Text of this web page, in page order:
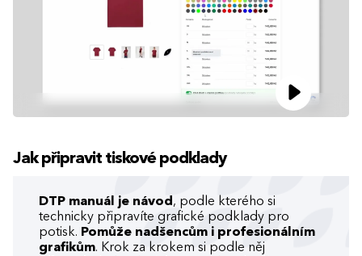
Jak připravit tiskové podklady
DTP manuál je návod , podle kterého si
technicky připravíte grafické podklady pro
potisk. Pomůže nadšencům i profesionálním
grafikům. Krok za krokem si podle něj